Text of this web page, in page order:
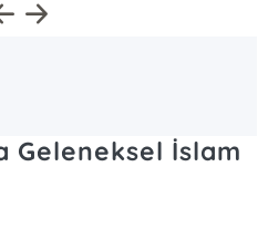
Geleneksel İslam